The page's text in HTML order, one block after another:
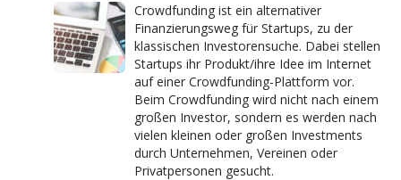
Crowdfunding ist ein alternativer
Finanzierungsweg für Startups, zu der
klassischen Investorensuche. Dabei stellen
Startups ihr Produkt/ihre Idee im Internet
auf einer Crowdfunding-Plattform vor.
Beim Crowdfunding wird nicht nach einem
großen Investor, sondern es werden nach
vielen kleinen oder großen Investments
durch Unternehmen, Vereinen oder
Privatpersonen gesucht.